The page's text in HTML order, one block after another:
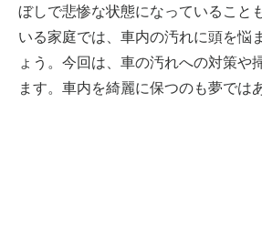
ぼしで悲惨な状態になっていること
いる家庭では、車内の汚れに頭を悩
ょう。今回は、車の汚れへの対策や
ます。車内を綺麗に保つのも夢では